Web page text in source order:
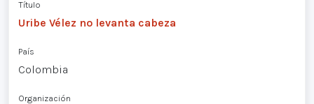
Título
Uribe Vélez no levanta cabeza
País
Colombia
Organización